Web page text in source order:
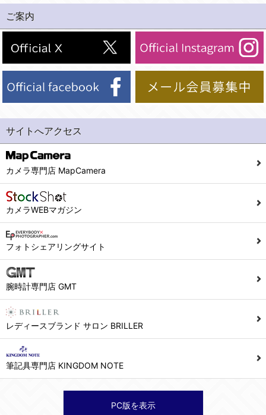
ご案内
サイトへアクセス
カメラ専門店 MapCamera
カメラWEBマガジン
フォトシェアリングサイト
腕時計専門店 GMT
レディースブランド サロン BRILLER
筆記具専門店 KINGDOM NOTE
PC版を表示